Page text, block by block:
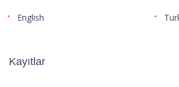
English
Kayıtlar